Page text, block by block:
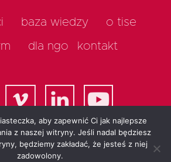
baza wiedzy o tise
dla ngo kontakt
All rights reserved 2025
aby zapewnić Ci jak najlepsze
z naszej witryny. Jeśli nadal będziesz
będziemy zakładać, że jesteś z niej
zadowolony.